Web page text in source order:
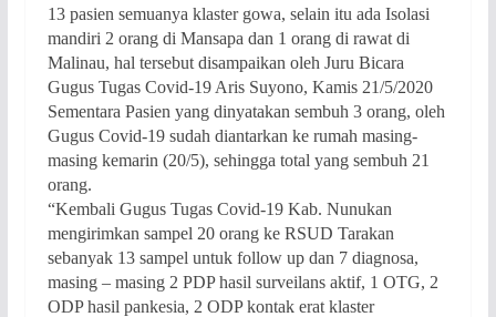
13 pasien semuanya klaster gowa, selain itu ada Isolasi
mandiri 2 orang di Mansapa dan 1 orang di rawat di
Malinau, hal tersebut disampaikan oleh Juru Bicara
Gugus Tugas Covid-19 Aris Suyono, Kamis 21/5/2020
Sementara Pasien yang dinyatakan sembuh 3 orang, oleh
Gugus Covid-19 sudah diantarkan ke rumah masing-
masing kemarin (20/5), sehingga total yang sembuh 21
orang.
“Kembali Gugus Tugas Covid-19 Kab. Nunukan
mengirimkan sampel 20 orang ke RSUD Tarakan
sebanyak 13 sampel untuk follow up dan 7 diagnosa,
masing – masing 2 PDP hasil surveilans aktif, 1 OTG, 2
ODP hasil pankesia, 2 ODP kontak erat klaster